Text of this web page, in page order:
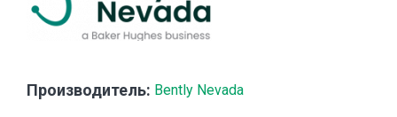
Производитель: Bently Nevada